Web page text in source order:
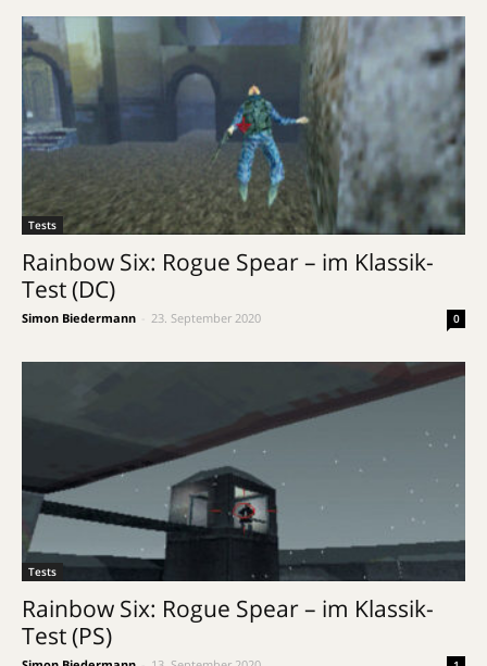
Tests
Rainbow Six: Rogue Spear – im Klassik-
Test (DC)
Simon Biedermann 23. September 2020 0
Tests
Rainbow Six: Rogue Spear – im Klassik-
Test (PS)